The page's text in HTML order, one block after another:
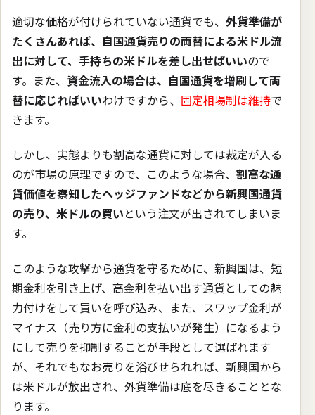
適切な価格が付けられていない通貨でも、 外貨準備が
たくさんあれば、自国通貨売りの両替による米ドル流
出に対して、手持ちの米ドルを差し出せばいいので
す。また、 資金流入の場合は、自国通貨を増刷して両
替に応じればいいわけですから、 固定相場制は維持で
きます。
しかし、実態よりも割高な通貨に対しては裁定が入る
のが市場の原理ですので、このような場合、 割高な通
貨価値を察知したヘッジファンドなどから新興国通貨
の売り、米ドルの買いという注文が出されてしまいま
す。
このような攻撃から通貨を守るために、新興国は、短
期金利を引き上げ、高金利を払い出す通貨としての魅
力付けをして買いを呼び込み、また、スワップ金利が
マイナス（売り方に金利の支払いが発生）になるよう
にして売りを抑制することが手段として選ばれます
が、それでもなお売りを浴びせられれば、新興国から
は米ドルが放出され、外貨準備は底を尽きることとな
ります。